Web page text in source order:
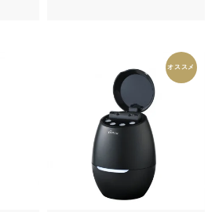
オススメ